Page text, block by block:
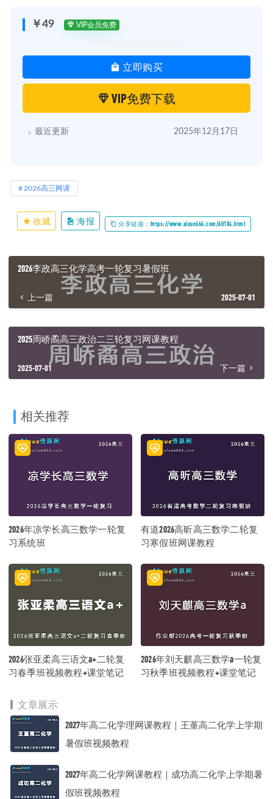
￥49 VIP会员免费
立即购买
VIP免费下载
最近更新 2025年12月17日
2026高三网课
收藏 海报 分享链接：https://www.aixue666.com/60104.html
2026李政高三化学高考一轮复习暑假班
上一篇 2025-07-01
2025周峤矞高三政治二三轮复习网课教程
2025-07-01 下一篇
相关推荐
2026年凉学长高三数学一轮复
习系统班
有道2026高昕高三数学二轮复
习寒假班网课教程
2026张亚柔高三语文a+二轮复
习春季班视频教程+课堂笔记
2026年刘天麒高三数学a一轮复
习秋季班视频教程+课堂笔记
文章展示
2027年高二化学理网课教程｜王堇高二化学上学期
暑假班视频教程
2027年高二化学网课教程｜成功高二化学上学期暑
假班视频教程